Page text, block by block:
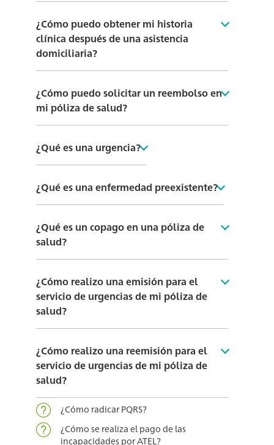
¿Cómo puedo obtener mi historia
clínica después de una asistencia
domiciliaria?
¿Cómo puedo solicitar un reembolso en
mi póliza de salud?
¿Qué es una urgencia?
¿Qué es una enfermedad preexistente?
¿Qué es un copago en una póliza de
salud?
¿Cómo realizo una emisión para el
servicio de urgencias de mi póliza de
salud?
¿Cómo realizo una reemisión para el
servicio de urgencias de mi póliza de
salud?
¿Cómo radicar PQRS?
¿Cómo se realiza el pago de las
incapacidades por ATEL?